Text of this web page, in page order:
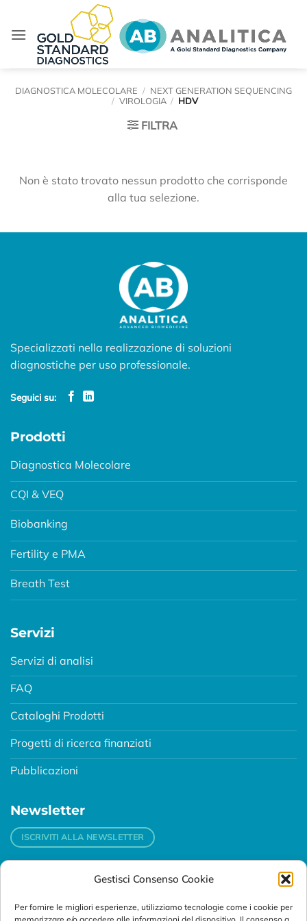
Gestisci Consenso Cookie
Per fornire le migliori esperienze, utilizziamo tecnologie come i cookie per
contenuti
DIAGNOSTICA MOLECOLARE / NEXT GENERATION SEQUENCING
/ VIROLOGIA / HDV
FILTRA
Non è stato trovato nessun prodotto che corrisponde
alla tua selezione.
Specializzati nella realizzazione di soluzioni
diagnostiche per uso professionale.
Seguici su:
Prodotti
Diagnostica Molecolare
CQI & VEQ
Biobanking
Fertility e PMA
Breath Test
Servizi
Servizi di analisi
FAQ
Cataloghi Prodotti
Progetti di ricerca finanziati
Pubblicazioni
Newsletter
ISCRIVITI ALLA NEWSLETTER
Padova